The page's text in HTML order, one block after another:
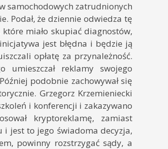
samochodowych zatrudnionych
Podał, że dziennie odwiedza tę
które miało skupiać diagnostów,
jest błędna i będzie ją
opłatę za przynależność.
umieszczał reklamy swojego
podobnie zachowywał się
Grzegorz Krzemieniecki
i konferencji i zakazywano
kryptoreklamę, zamiast
i jest to jego świadoma decyzja,
powinny rozstrzygać sądy, a